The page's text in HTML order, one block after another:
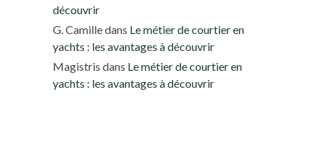
découvrir
G. Camilledans Le métier de courtier en
yachts : les avantages à découvrir
Magistris dans Le métier de courtier en
yachts : les avantages à découvrir